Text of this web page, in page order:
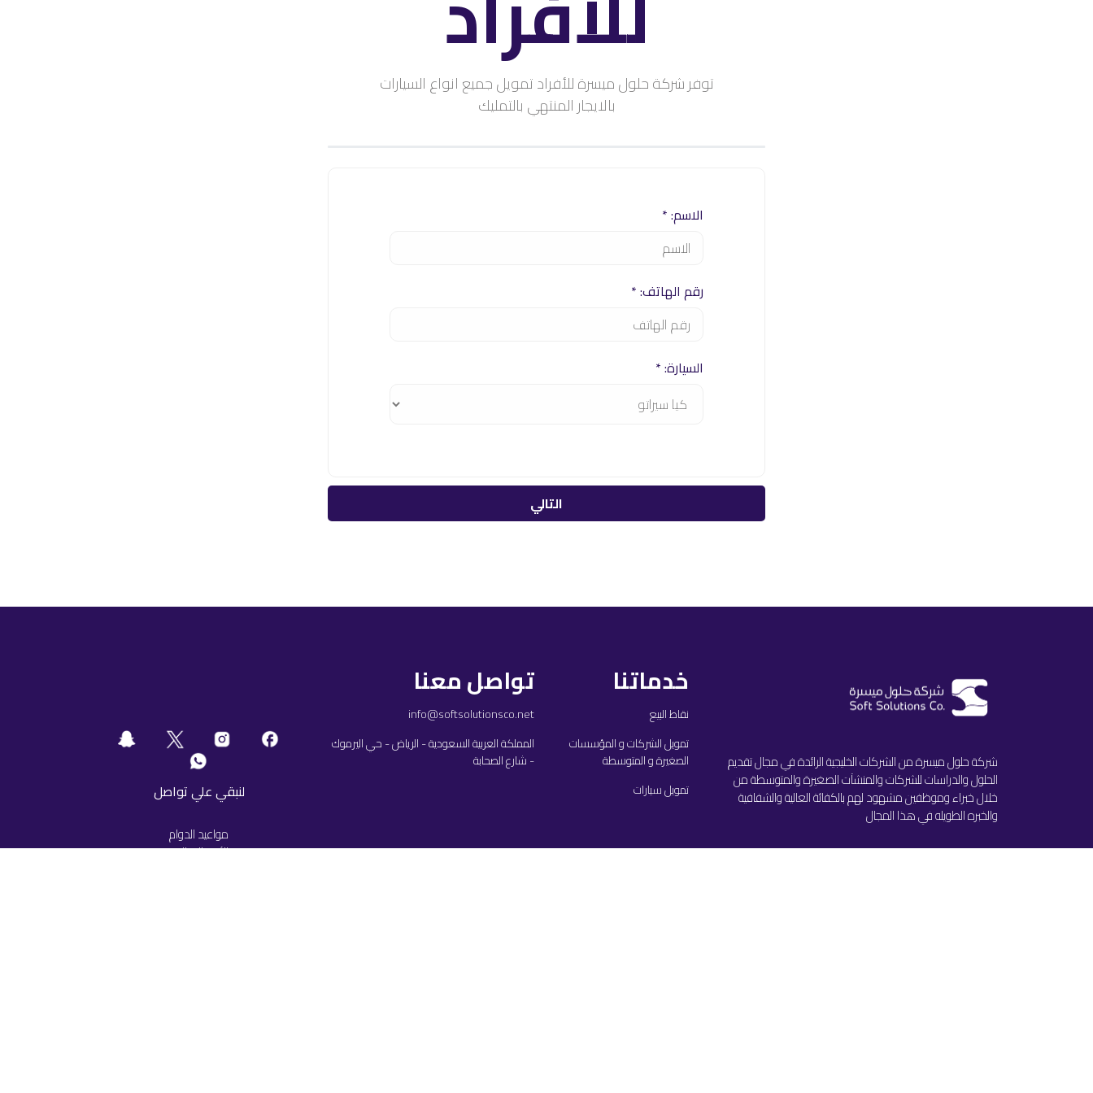
توفر شركة حلول ميسرة للأفراد تمويل جميع انواع السيارات
بالايجار المنتهي بالتمليك
الاسم: *
رقم الهاتف: *
السيارة: *
شركة حلول ميسرة من الشركات الخليجية الرائدة في مجال تقديم
الحلول والدراسات للشركات والمنشآت الصغيرة والمتوسطة من
خلال خبراء وموظفين مشهود لهم بالكفائة العالية والشفافية
والخبره الطويله في هذا المجال
خدماتنا
نقاط البيع
تمويل الشركات و المؤسسات
الصغيرة و المتوسطة
تمويل سيارات
تواصل معنا
info@softsolutionsco.net
المملكة العربية السعودية - الرياض - حي اليرموك
- شارع الصحابة
لنبقي علي تواصل
مواعيد الدوام
من الأحد إلى الخميس